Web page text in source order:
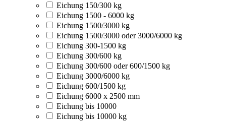
Eichung 150/300 kg
Eichung 1500 - 6000 kg
Eichung 1500/3000 kg
Eichung 1500/3000 oder 3000/6000 kg
Eichung 300-1500 kg
Eichung 300/600 kg
Eichung 300/600 oder 600/1500 kg
Eichung 3000/6000 kg
Eichung 600/1500 kg
Eichung 6000 x 2500 mm
Eichung bis 10000
Eichung bis 10000 kg